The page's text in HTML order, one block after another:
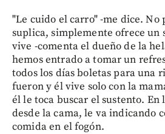
"Le cuido el carro" -me dice. No
suplica, simplemente ofrece un
vive -comenta el dueño de la
hemos entrado a tomar un
todos los días boletas para una
fueron y él vive solo con la
él le toca buscar el sustento. En
desde la cama, le va indicando
comida en el fogón.